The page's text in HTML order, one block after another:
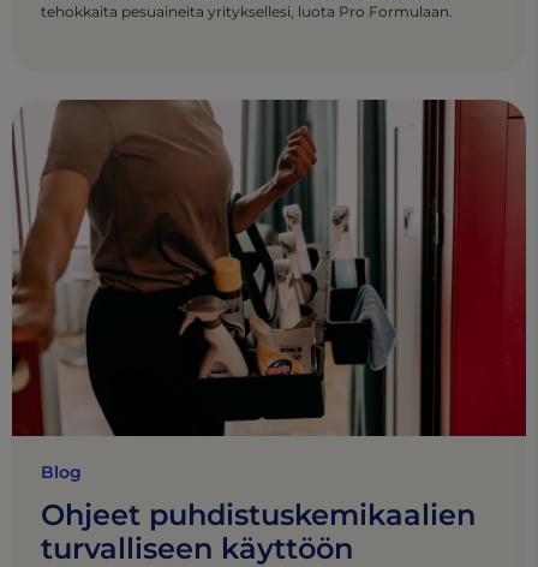
tehokkaita pesuaineita yrityksellesi, luota Pro Formulaan.
Blog
Ohjeet puhdistuskemikaalien
turvalliseen käyttöön